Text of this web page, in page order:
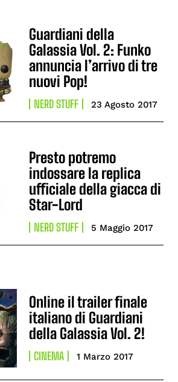
Guardiani della
Galassia Vol. 2: Funko
annuncia l’arrivo di tre
nuovi Pop!
NERD STUFF 23 Agosto 2017
Presto potremo
indossare la replica
ufficiale della giacca di
Star-Lord
NERD STUFF 5 Maggio 2017
Online il trailer finale
italiano di Guardiani
della Galassia Vol. 2!
CINEMA 1 Marzo 2017